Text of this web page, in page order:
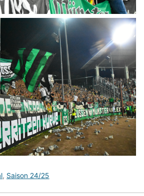
, Saison 24/25